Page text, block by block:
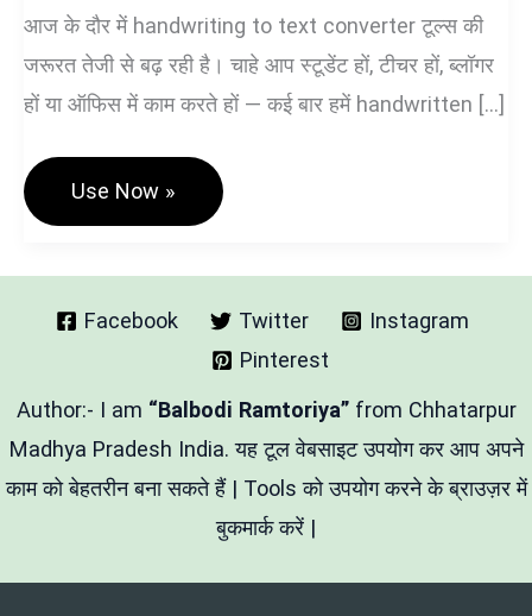
आज के दौर में handwriting to text converter टूल्स की
जरूरत तेजी से बढ़ रही है। चाहे आप स्टूडेंट हों, टीचर हों, ब्लॉगर
हों या ऑफिस में काम करते हों — कई बार हमें handwritten […]
Handwriting
Text
Online
(हिंदी
और
लिखावट
को
टेक्स्ट
बदलें)
Use Now »
Facebook Twitter
Instagram
Pinterest
Author:- I am “Balbodi Ramtoriya” from Chhatarpur
Madhya Pradesh India. यह टूल वेबसाइट उपयोग कर आप अपने
काम को बेहतरीन बना सकते हैं | Tools को उपयोग करने के ब्राउज़र में
बुकमार्क करें |